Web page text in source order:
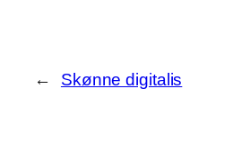
← Skønne digitalis